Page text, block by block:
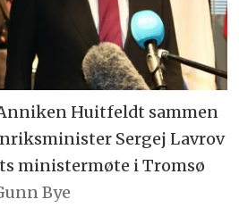
Huitfeldt sammen
Sergej Lavrov
ministermøte i Tromsø
Bye